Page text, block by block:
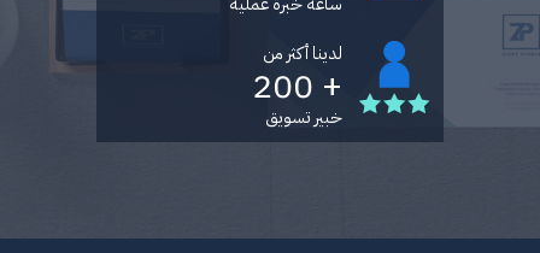
لدينا أكثر من
+ 200
خبير تسويق